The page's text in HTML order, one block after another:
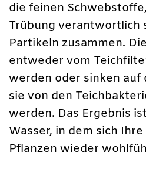
die feinen
Trübung verantwortlich
Partikeln zusammen.
entweder vom
werden oder sinken auf
sie von den
werden. Das Ergebnis
Wasser, in dem sich
Pflanzen wieder